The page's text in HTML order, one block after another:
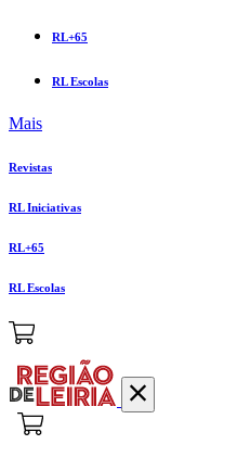
RL+65
RL Escolas
Mais
Revistas
RL Iniciativas
RL+65
RL Escolas